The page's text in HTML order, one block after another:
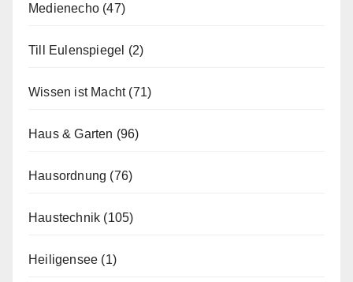
Medienecho (47)
Till Eulenspiegel (2)
Wissen ist Macht(71)
Haus & Garten (96)
Hausordnung (76)
Haustechnik (105)
Heiligensee (1)